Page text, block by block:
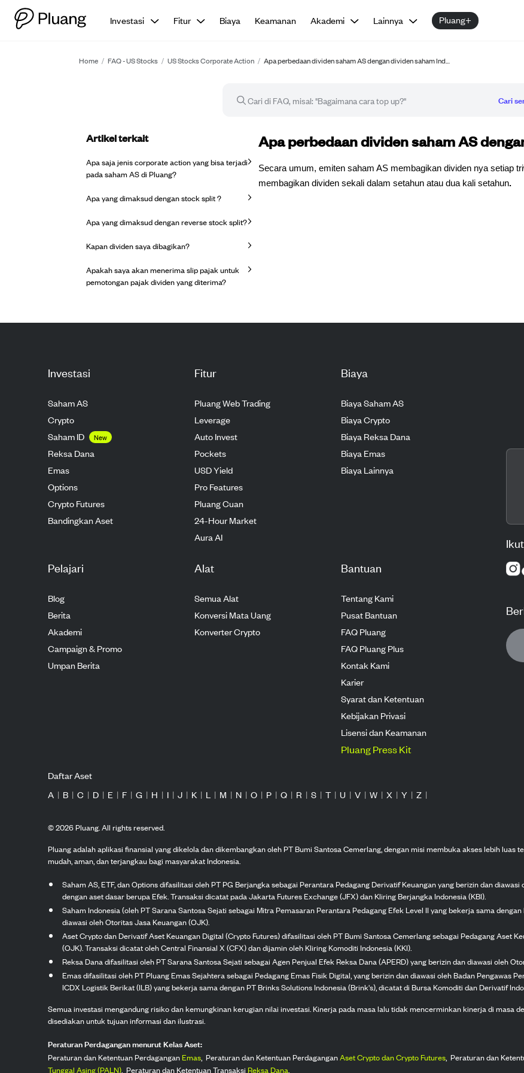
Investasi Fitur Biaya Keamanan Akademi Lainnya Pluang+
Home / FAQ - US Stocks / US Stocks Corporate Action / Apa perbedaan dividen saham AS dengan dividen saham Ind…
Cari
Artikel FAQ
Apa perbedaan dividen saham AS
Secara umum, emiten saham AS membagikan dividen nya setiap
membagikan dividen sekali dalam setahun atau dua kali setahun.
Artikel terkait
Apa saja jenis corporate action yang bisa terjadi
pada saham AS di Pluang?
Apa yang dimaksud dengan stock split ?
Apa yang dimaksud dengan reverse stock split?
Kapan dividen saya dibagikan?
Apakah saya akan menerima slip pajak untuk
pemotongan pajak dividen yang diterima?
Investasi
Saham AS
Crypto
Saham ID
New
Reksa Dana
Emas
Options
Crypto Futures
Bandingkan Aset
Fitur
Pluang Web Trading
Leverage
Auto Invest
Pockets
USD Yield
Pro Features
Pluang Cuan
24-Hour Market
Aura AI
Biaya
Biaya Saham AS
Biaya Crypto
Biaya Reksa Dana
Biaya Emas
Biaya Lainnya
Pelajari
Blog
Berita
Akademi
Campaign & Promo
Umpan Berita
Alat
Semua Alat
Konversi Mata Uang
Konverter Crypto
Bantuan
Tentang Kami
Pusat Bantuan
FAQ Pluang
FAQ Pluang Plus
Kontak Kami
Karier
Syarat dan Ketentuan
Kebijakan Privasi
Lisensi dan Keamanan
Pluang Press Kit
Daftar Aset
A | B | C | D | E | F | G | H | I | J | K | L | M | N | O | P | Q | R | S | T | U | V | W | X | Y | Z |
©2026Pluang. All rights reserved.
Pluang adalah aplikasi finansial yang dikelola dan dikembangkan oleh PT Bumi Santosa Cemerlang, dengan misi membuka akses lebih
mudah, aman, dan terjangkau bagi masyarakat Indonesia.
Saham AS, ETF, dan Options difasilitasi oleh PT PG Berjangka sebagai Perantara Pedagang Derivatif Keuangan yang berizin dan
dengan aset dasar berupa Efek. Transaksi dicatat pada Jakarta Futures Exchange (JFX) dan Kliring Berjangka Indonesia (KBI).
Saham Indonesia (oleh PT Sarana Santosa Sejati sebagai Mitra Pemasaran Perantara Pedagang Efek Level II yang bekerja sama
diawasi oleh Otoritas Jasa Keuangan (OJK).
Aset Crypto dan Derivatif Aset Keuangan Digital (Crypto Futures) difasilitasi oleh PT Bumi Santosa Cemerlang sebagai Pedagang Aset
(OJK). Transaksi dicatat oleh Central Finansial X (CFX) dan dijamin oleh Kliring Komoditi Indonesia (KKI).
Reksa Dana difasilitasi oleh PT Sarana Santosa Sejati sebagai Agen Penjual Efek Reksa Dana (APERD) yang berizin dan diawasi oleh
Emas difasilitasi oleh PT Pluang Emas Sejahtera sebagai Pedagang Emas Fisik Digital, yang berizin dan diawasi oleh Badan Pengawas
ICDX Logistik Berikat (ILB) yang bekerja sama dengan PT Brinks Solutions Indonesia (Brink's), dicatat di Bursa Komoditi dan Derivatif
Semua investasi mengandung risiko dan kemungkinan kerugian nilai investasi. Kinerja pada masa lalu tidak mencerminkan kinerja di masa
disediakan untuk tujuan informasi dan ilustrasi.
Peraturan Perdagangan menurut Kelas Aset:
Peraturan dan Ketentuan PerdaganganEmas, Peraturan dan Ketentuan PerdaganganAset Crypto dan Crypto Futures, Peraturan dan
Tunggal Asing (PALN), Peraturan dan Ketentuan Transaksi Reksa Dana.